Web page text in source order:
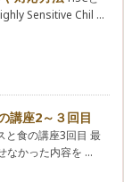
Sensitive Chil ...
講座2～３回目
と食の講座3回目 最
なかった内容を ...